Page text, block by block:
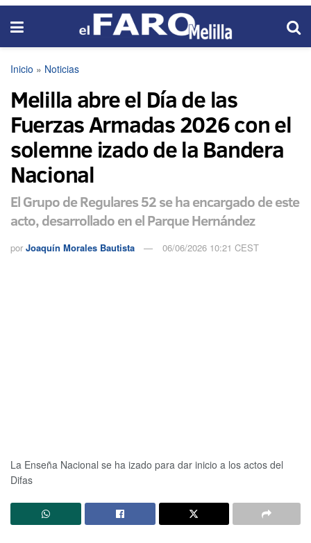
Inicio » Noticias
Melilla abre el Día de las
Fuerzas Armadas 2026 con el
solemne izado de la Bandera
Nacional
El Grupo de Regulares 52 se ha encargado de este
acto, desarrollado en el Parque Hernández
por Joaquín Morales Bautista 06/06/2026 10:21 CEST
La Enseña Nacional se ha izado para dar inicio a los actos del
Difas